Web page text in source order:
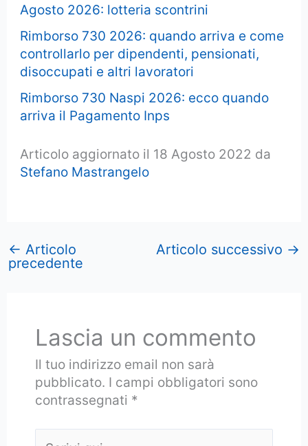
Agosto 2026: lotteria scontrini
Rimborso 730 2026: quando arriva e come
controllarlo per dipendenti, pensionati,
disoccupati e altri lavoratori
Rimborso 730 Naspi 2026: ecco quando
arriva il Pagamento Inps
Articolo aggiornato il 18 Agosto 2022 da
Stefano Mastrangelo
← Articolo
precedente
Articolo successivo →
Lascia un commento
Il tuo indirizzo email non sarà
pubblicato. I campi obbligatori sono
contrassegnati *